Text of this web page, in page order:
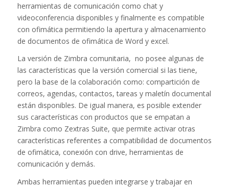
herramientas de comunicación como chat y
videoconferencia disponibles y finalmente es compatible
con ofimática permitiendo la apertura y almacenamiento
de documentos de ofimática de Word y excel.
La versión de Zimbra comunitaria, no posee algunas de
las características que la versión comercial si las tiene,
pero la base de la colaboración como: compartición de
correos, agendas, contactos, tareas y maletín documental
están disponibles. De igual manera, es posible extender
sus características con productos que se empatan a
Zimbra como Zextras Suite, que permite activar otras
características referentes a compatibilidad de documentos
de ofimática, conexión con drive, herramientas de
comunicación y demás.
Ambas herramientas pueden integrarse y trabajar en